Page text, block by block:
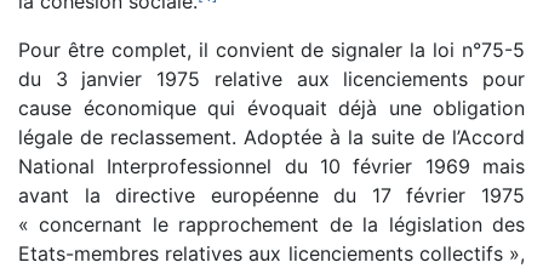
Pour être complet, il convient de signaler la loi n°75-5
du 3 janvier 1975 relative aux licenciements pour
cause économique qui évoquait déjà une obligation
légale de reclassement. Adoptée à la suite de l’Accord
National Interprofessionnel du 10 février 1969 mais
avant la directive européenne du 17 février 1975
« concernant le rapprochement de la législation des
Etats-membres relatives aux licenciements collectifs »,